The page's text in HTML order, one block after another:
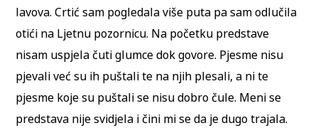
lavova. Crtić sam pogledala više puta pa sam odlučila
otići na Ljetnu pozornicu. Na početku predstave
nisam uspjela čuti glumce dok govore. Pjesme nisu
pjevali već su ih puštali te na njih plesali, a ni te
pjesme koje su puštali se nisu dobro čule. Meni se
predstava nije svidjela i čini mi se da je dugo trajala.